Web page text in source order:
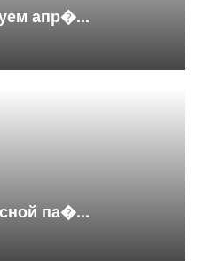
апр�...
па�...